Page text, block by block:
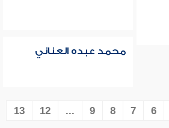
محمد عبده العناني
6
7
8
9
...
12
13